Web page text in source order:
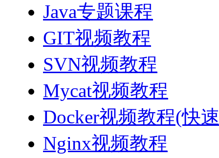
Java专题课程
GIT视频教程
SVN视频教程
Mycat视频教程
Docker视频教程(快
Nginx视频教程